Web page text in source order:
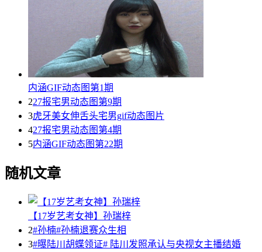
内涵GIF动态图第1期
227报宅男动态图第9期
3虎牙美女伸舌头宅男gif动态图片
427报宅男动态图第4期
5内涵GIF动态图第22期
随机文章
【17岁艺考女神】孙瑞梓
2#孙楠#孙楠退赛众生相
3#曝陆川胡蝶领证# 陆川发照承认与央视女主播结婚